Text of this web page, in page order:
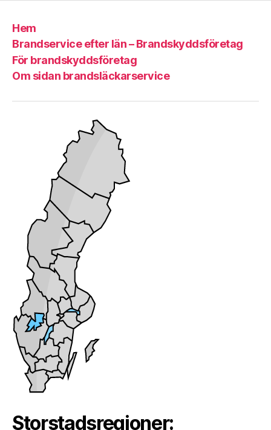
Hem
Brandservice efter län – Brandskyddsföretag
För brandskyddsföretag
Om sidan brandsläckarservice
Storstadsregioner: